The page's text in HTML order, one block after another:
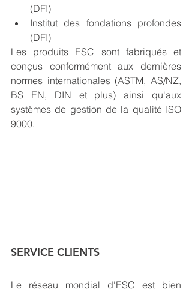
(DFI)
Institut des fondations profondes
(DFI)
Les produits ESC sont fabriqués et
conçus conformément aux dernières
normes internationales (ASTM, AS/NZ,
BS EN, DIN et plus) ainsi qu'aux
systèmes de gestion de la qualité ISO
9000.
SERVICE CLIENTS
Le réseau mondial d'ESC est bien